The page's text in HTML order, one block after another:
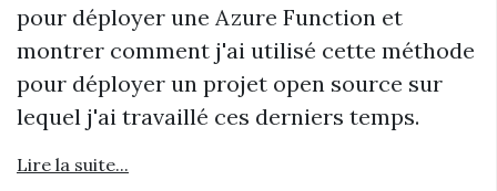
pour déployer une Azure Function et
montrer comment j'ai utilisé cette méthode
pour déployer un projet open source sur
lequel j'ai travaillé ces derniers temps.
Lire la suite...